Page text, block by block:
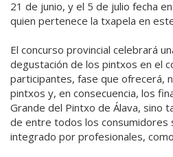
21 de junio, y el 5 de julio fecha
quien pertenece la txapela en
El concurso provincial celebrará
degustación de los pintxos en el
participantes, fase que ofrecerá,
pintxos y, en consecuencia, los
Grande del Pintxo de Álava, sino
de entre todos los consumidores
integrado por profesionales,